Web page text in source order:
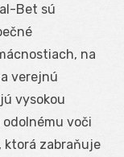
Bet sú
na
verejnú
vysokou
voči
ktorá zabraňuje